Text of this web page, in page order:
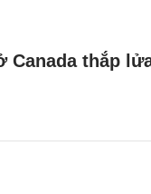
Canada thắp